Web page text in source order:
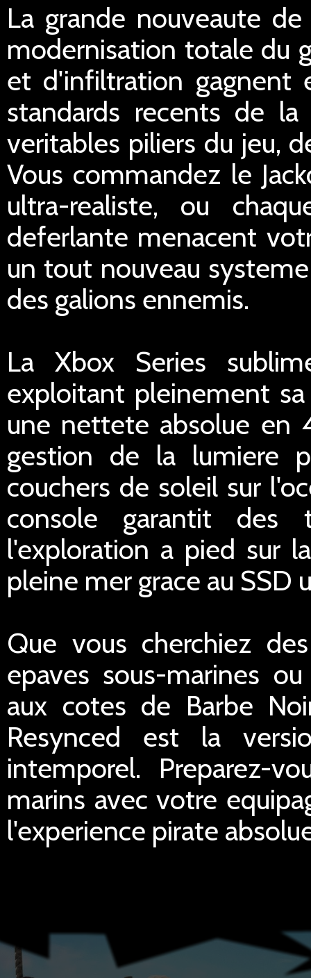
La grande nouveaute
modernisation totale du
et d'infiltration gagnent
standards recents de la
veritables piliers du jeu,
Vous commandez le
ultra-realiste, ou
deferlante menacent
un tout nouveau
des galions ennemis.
La Xbox Series
exploitant pleinement
une nettete absolue en
gestion de la lumiere
couchers de soleil sur
console garantit des
l'exploration a pied sur
pleine mer grace au SSD
Que vous cherchiez
epaves sous-marines
aux cotes de Barbe
Resynced est la
intemporel. Preparez-
marins avec votre
l'experience pirate